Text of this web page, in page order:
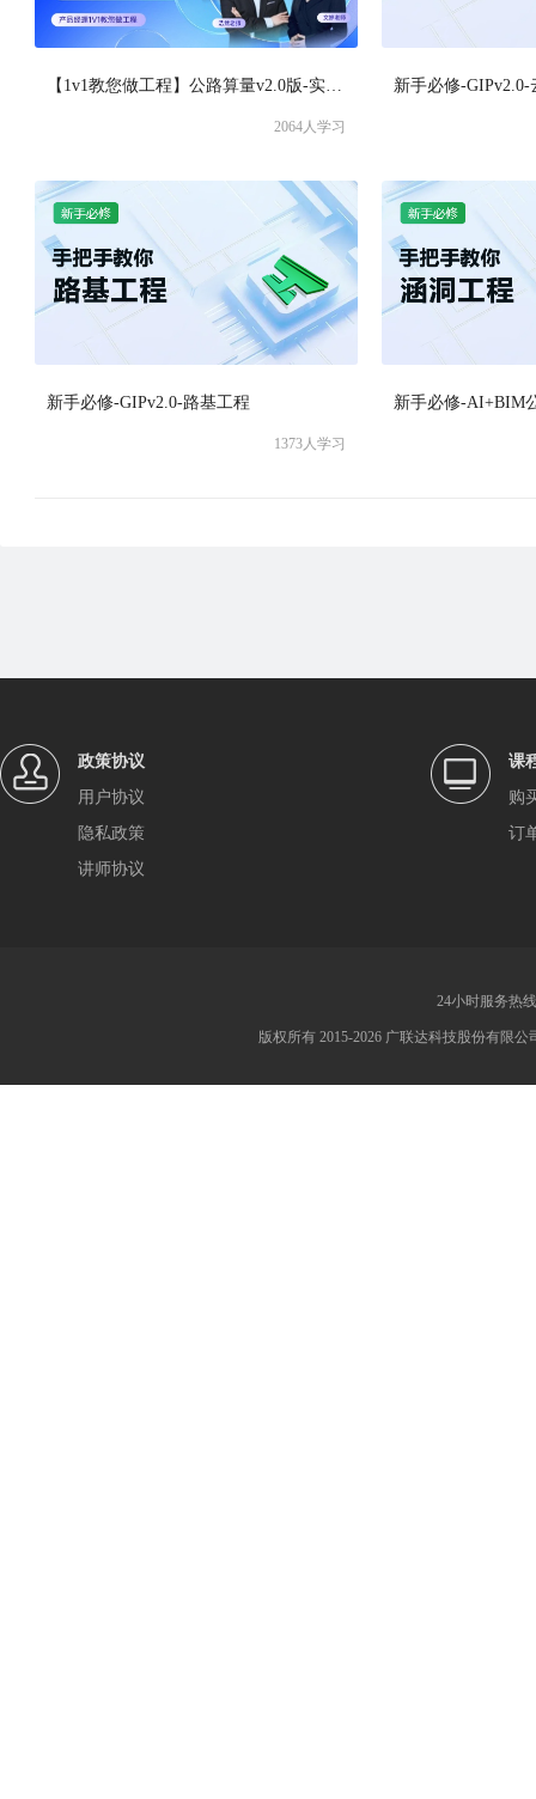
【1v1教您做工程】公路算量v2.0版-实战训练
2064人学习
新手必修-GIPv2.0-
新手必修-GIPv2.0-路基工程
1373人学习
新手必修-AI+BIM
政策协议
用户协议
隐私政策
讲师协议
课
购
订
24小时服务热
版权所有 2015-2026 广联达科技股份有限公